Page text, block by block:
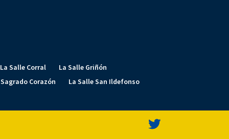
La Salle Corral
La Salle Griñón
Corazón
La Salle San Ildefonso